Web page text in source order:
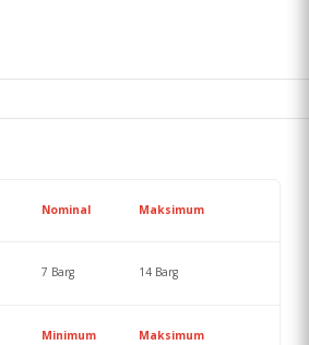
Nominal Maksimum
7 Barg 14 Barg
Minimum Maksimum